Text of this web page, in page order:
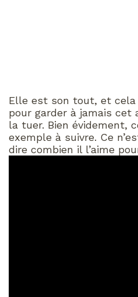
Elle est son tout, et
pour garder à jamais cet
la tuer. Bien évidement,
exemple à suivre. Ce
dire combien il l’aime